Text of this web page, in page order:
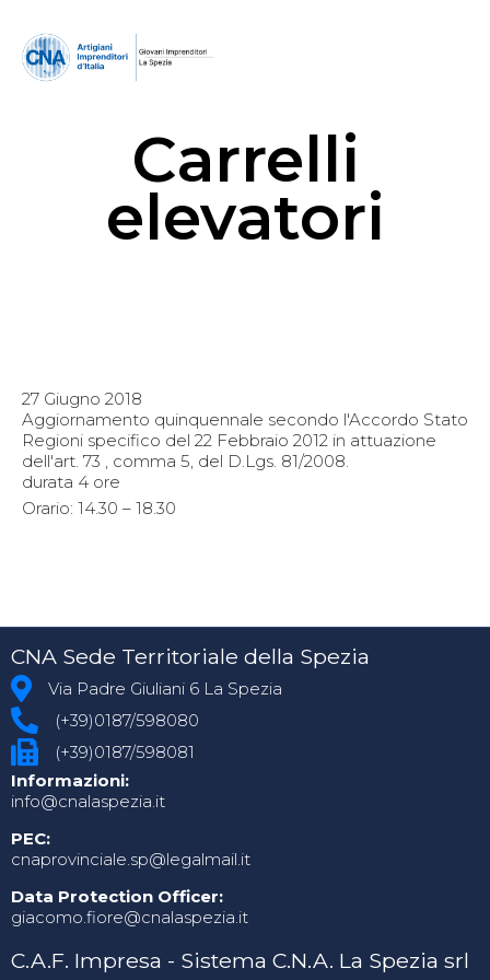
Carrelli
elevatori
27 Giugno 2018
Aggiornamento quinquennale secondo l'Accordo Stato
Regioni specifico del 22 Febbraio 2012 in attuazione
dell'art. 73 , comma 5, del D.Lgs. 81/2008.
durata 4 ore
Orario: 14.30 – 18.30
CNA Sede Territoriale della Spezia
Via Padre Giuliani 6 La Spezia
(+39)0187/598080
(+39)0187/598081
Informazioni:
info@cnalaspezia.it
PEC:
cnaprovinciale.sp@legalmail.it
Data Protection Officer:
giacomo.fiore@cnalaspezia.it
C.A.F. Impresa - Sistema C.N.A. La Spezia srl